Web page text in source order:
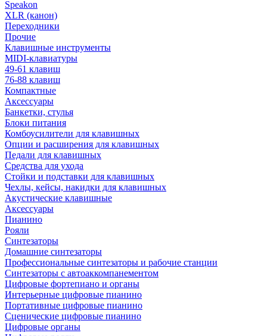
Speakon
XLR (канон)
Переходники
Прочие
Клавишные инструменты
MIDI-клавиатуры
49-61 клавиш
76-88 клавиш
Компактные
Аксессуары
Банкетки, стулья
Блоки питания
Комбоусилители для клавишных
Опции и расширения для клавишных
Педали для клавишных
Средства для ухода
Стойки и подставки для клавишных
Чехлы, кейсы, накидки для клавишных
Акустические клавишные
Аксессуары
Пианино
Рояли
Синтезаторы
Домашние синтезаторы
Профессиональные синтезаторы и рабочие станции
Синтезаторы с автоаккомпанементом
Цифровые фортепиано и органы
Интерьерные цифровые пианино
Портативные цифровые пианино
Сценические цифровые пианино
Цифровые органы